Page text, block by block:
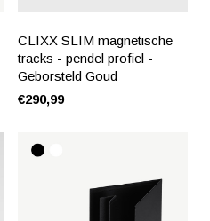
CLIXX SLIM magnetische
tracks - pendel profiel -
Geborsteld Goud
€290,99